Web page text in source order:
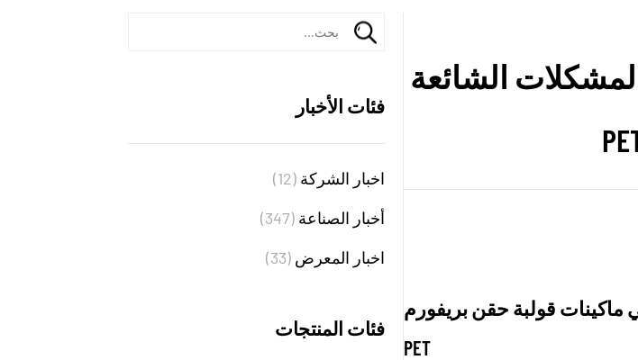
الشائعة
ماكينات قولبة حقن بريفورم
PET
فئات الأخبار
اخبار الشركة (12)
أخبار الصناعة (347)
اخبار المعرض (33)
فئات المنتجات